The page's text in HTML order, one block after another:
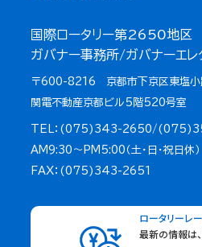
国際ロータリー第2650地区
ガバナー事務所/ガバナーエレ
〒600-8216 京都市下京区東塩
関電不動産京都ビル5階520号室
TEL：(075)343-2650/
AM9:30～PM5:00（土・日・祝日休）
FAX：(075)343-2651
ロータリーレ
最新の情報は、